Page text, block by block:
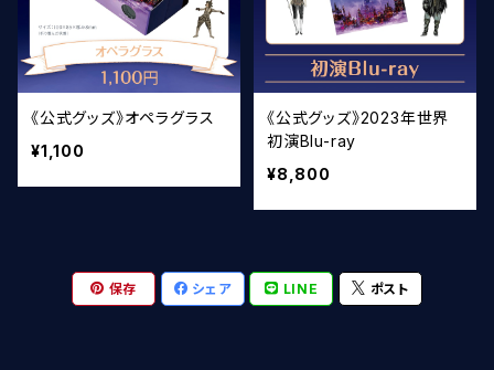
《公式グッズ》オペラグラス
¥1,100
《公式グッズ》2023年世界
初演Blu-ray
¥8,800
保存 シェア LINE ポスト